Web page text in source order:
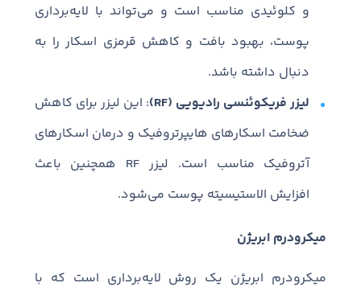
و کلوئیدی مناسب است و می‌تواند با لایه‌برداری
پوست، بهبود بافت و کاهش قرمزی اسکار را به
دنبال داشته باشد.
لیزر فریکوئنسی رادیویی (RF)
: این لیزر برای کاهش
ضخامت اسکارهای هایپرتروفیک و درمان اسکارهای
آتروفیک مناسب است. لیزر RF همچنین باعث
افزایش الاستیسیته پوست می‌شود.
میکرودرم ابریژن
میکرودرم ابریژن یک روش لایه‌برداری است که با